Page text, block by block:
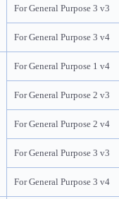
For General Purpose 3 v3
For General Purpose 3 v4
For General Purpose 1 v4
For General Purpose 2 v3
For General Purpose 2 v4
For General Purpose 3 v3
For General Purpose 3 v4